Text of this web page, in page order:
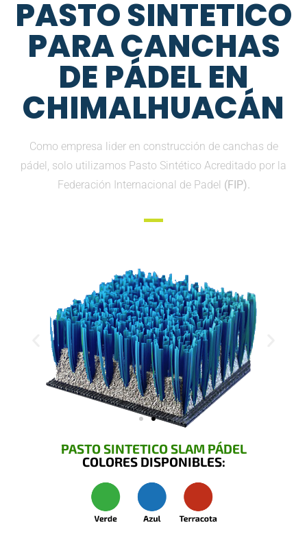
PASTO SINTETICO
PARA CANCHAS
DE PÁDEL EN
CHIMALHUACÁN
Como empresa lider en construcción de canchas de
pádel, solo utilizamos Pasto Sintético Acreditado por la
Federación Internacional de Padel (FIP).
PASTO SINTETICO SLAM PÁDEL
COLORES DISPONIBLES: